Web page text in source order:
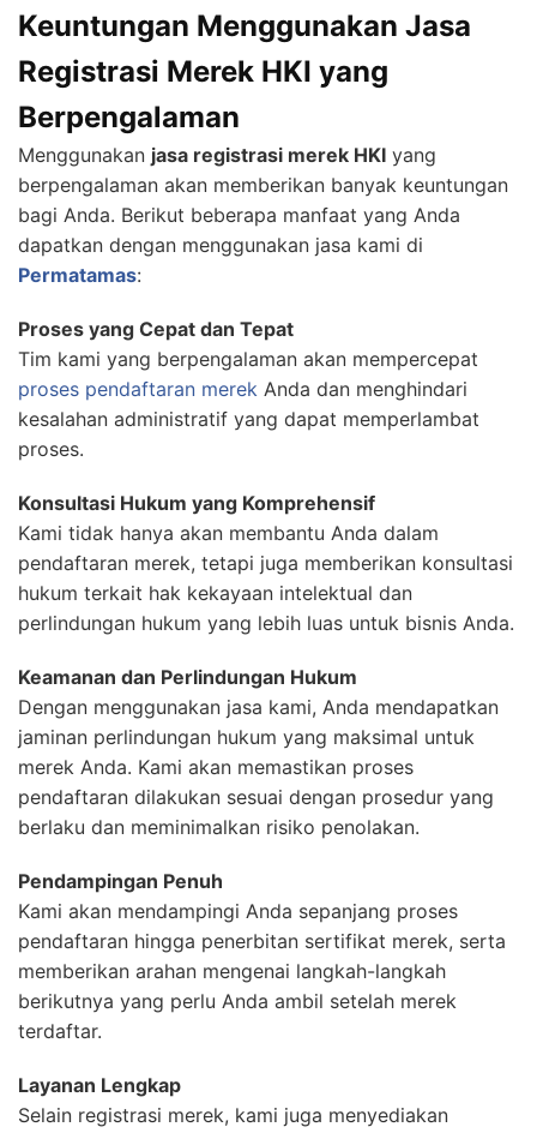
Keuntungan Menggunakan Jasa
Registrasi Merek HKI yang
Berpengalaman
Menggunakan jasa registrasi merek HKI yang
berpengalaman akan memberikan banyak keuntungan
bagi Anda. Berikut beberapa manfaat yang Anda
dapatkan dengan menggunakan jasa kami di
Permatamas:
Proses yang Cepat dan Tepat
Tim kami yang berpengalaman akan mempercepat
proses pendaftaran merek Anda dan menghindari
kesalahan administratif yang dapat memperlambat
proses.
Konsultasi Hukum yang Komprehensif
Kami tidak hanya akan membantu Anda dalam
pendaftaran merek, tetapi juga memberikan konsultasi
hukum terkait hak kekayaan intelektual dan
perlindungan hukum yang lebih luas untuk bisnis Anda.
Keamanan dan Perlindungan Hukum
Dengan menggunakan jasa kami, Anda mendapatkan
jaminan perlindungan hukum yang maksimal untuk
merek Anda. Kami akan memastikan proses
pendaftaran dilakukan sesuai dengan prosedur yang
berlaku dan meminimalkan risiko penolakan.
Pendampingan Penuh
Kami akan mendampingi Anda sepanjang proses
pendaftaran hingga penerbitan sertifikat merek, serta
memberikan arahan mengenai langkah-langkah
berikutnya yang perlu Anda ambil setelah merek
terdaftar.
Layanan Lengkap
Selain registrasi merek, kami juga menyediakan